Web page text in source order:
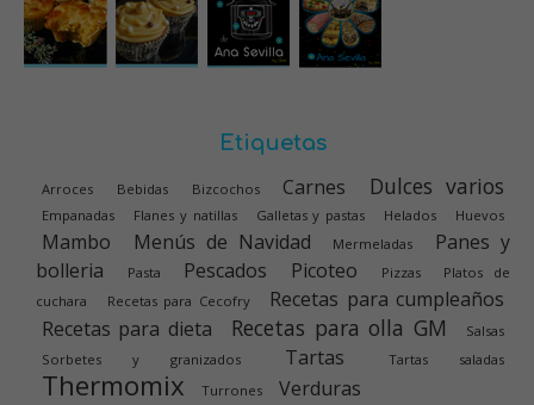
Etiquetas
Arroces Bebidas Bizcochos Carnes Dulces varios
Empanadas Flanes y natillas Galletas y pastas Helados Huevos
Mambo Menús de Navidad Mermeladas
Panes y
bolleria
Pasta Pescados Picoteo Pizzas
Platos de
cuchara
Recetas para Cecofry
Recetas para cumpleaños
Recetas para dieta
Recetas para olla GM
Salsas
Sorbetes y granizados
Tartas Tartas saladas
Thermomix Turrones Verduras